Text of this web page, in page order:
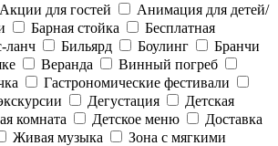
Акции для гостей
Анимация для детей/
Барная стойка
Бесплатная
ланч Бильярд Боулинг
Бранчи
Веранда
Винный погреб
Гастрономические фестивали
Дегустация
Детская
комната Детское меню
Доставка
Живая музыка
Зона с мягкими